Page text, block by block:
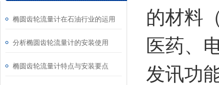
椭圆齿轮流量计在石油行业的运用
分析椭圆齿轮流量计的安装使用
椭圆齿轮流量计特点与安装要点
的材料
医药、
发讯功